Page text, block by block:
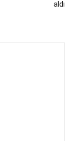
aldı